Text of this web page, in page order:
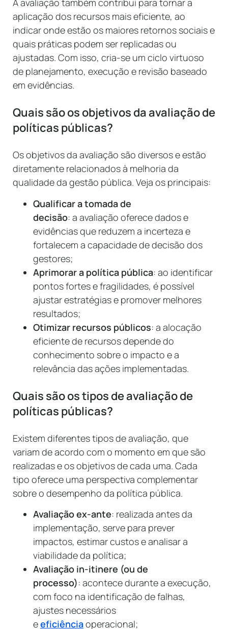
A avaliação também contribui para tornar a
aplicação dos recursos mais eficiente, ao
indicar onde estão os maiores retornos sociais e
quais práticas podem ser replicadas ou
ajustadas. Com isso, cria-se um ciclo virtuoso
de planejamento, execução e revisão baseado
em evidências.
Quais são os objetivos da avaliação de
políticas públicas?
Os objetivos da avaliação são diversos e estão
diretamente relacionados à melhoria da
qualidade da gestão pública. Veja os principais:
Qualificar a tomada de
decisão: a avaliação oferece dados e
evidências que reduzem a incerteza e
fortalecem a capacidade de decisão dos
gestores;
Aprimorar a política pública: ao identificar
pontos fortes e fragilidades, é possível
ajustar estratégias e promover melhores
resultados;
Otimizar recursos públicos: a alocação
eficiente de recursos depende do
conhecimento sobre o impacto e a
relevância das ações implementadas.
Quais são os tipos de avaliação de
políticas públicas?
Existem diferentes tipos de avaliação, que
variam de acordo com o momento em que são
realizadas e os objetivos de cada uma. Cada
tipo oferece uma perspectiva complementar
sobre o desempenho da política pública.
Avaliação ex-ante: realizada antes da
implementação, serve para prever
impactos, estimar custos e analisar a
viabilidade da política;
Avaliação in-itinere (ou de
processo): acontece durante a execução,
com foco na identificação de falhas,
ajustes necessários
eeficiênciaoperacional;